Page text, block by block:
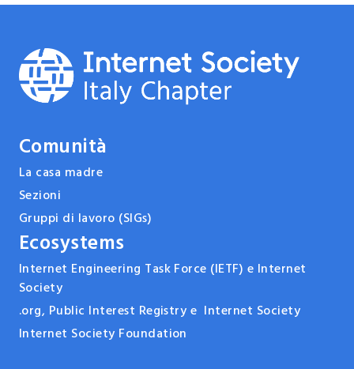
Comunità
La casa madre
Sezioni
Gruppi di lavoro (SIGs)
Ecosystems
Internet Engineering Task Force (IETF) e Internet
Society
.org, Public Interest Registry e Internet Society
Internet Society Foundation